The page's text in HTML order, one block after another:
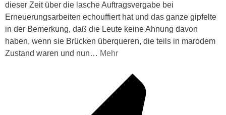
dieser Zeit über die lasche Auftragsvergabe bei
Erneuerungsarbeiten echouffiert hat und das ganze gipfelte
in der Bemerkung, daß die Leute keine Ahnung davon
haben, wenn sie Brücken überqueren, die teils in marodem
Zustand waren und nun… Mehr